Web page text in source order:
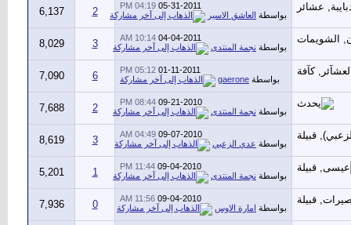
05-31-2011
04:19 PM
بواسطة العاشق الاسير 2
6,137
04-04-2011
10:14 AM
بواسطة نجمة المنتدى 3
8,029
01-11-2011
05:12 PM
بواسطة gaerone
6
7,090
09-21-2010
08:44 PM
بواسطة نجمة المنتدى 2
7,688
09-07-2010
04:49 AM
بواسطة عدي الزعبي 3
8,619
09-04-2010
11:44 PM
بواسطة نجمة المنتدى 1
5,201
09-04-2010
11:56 AM
بواسطة امارة الاوس 0
7,936